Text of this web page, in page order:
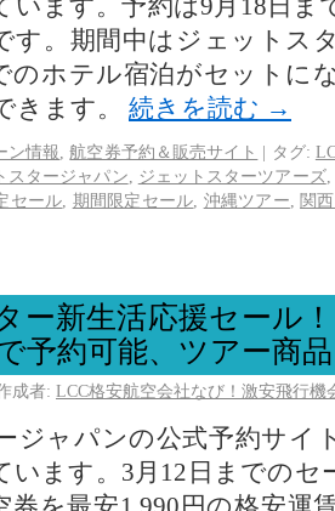
います。予約は9月18日ま
す。期間中はジェットス
のホテル宿泊がセットに
きます。 続きを読む →
ン情報 ,航空券予約＆販売サイト | タグ:
スタージャパン ジェットスターツアーズ,
セール 期間限定セール 沖縄ツアー
関
ー新生活応援セール
予約可能、ツアー商
成者: LCC格安航空会社なび！激安飛行機
ジャパンの公式予約サイ
います。3月12日までのセ